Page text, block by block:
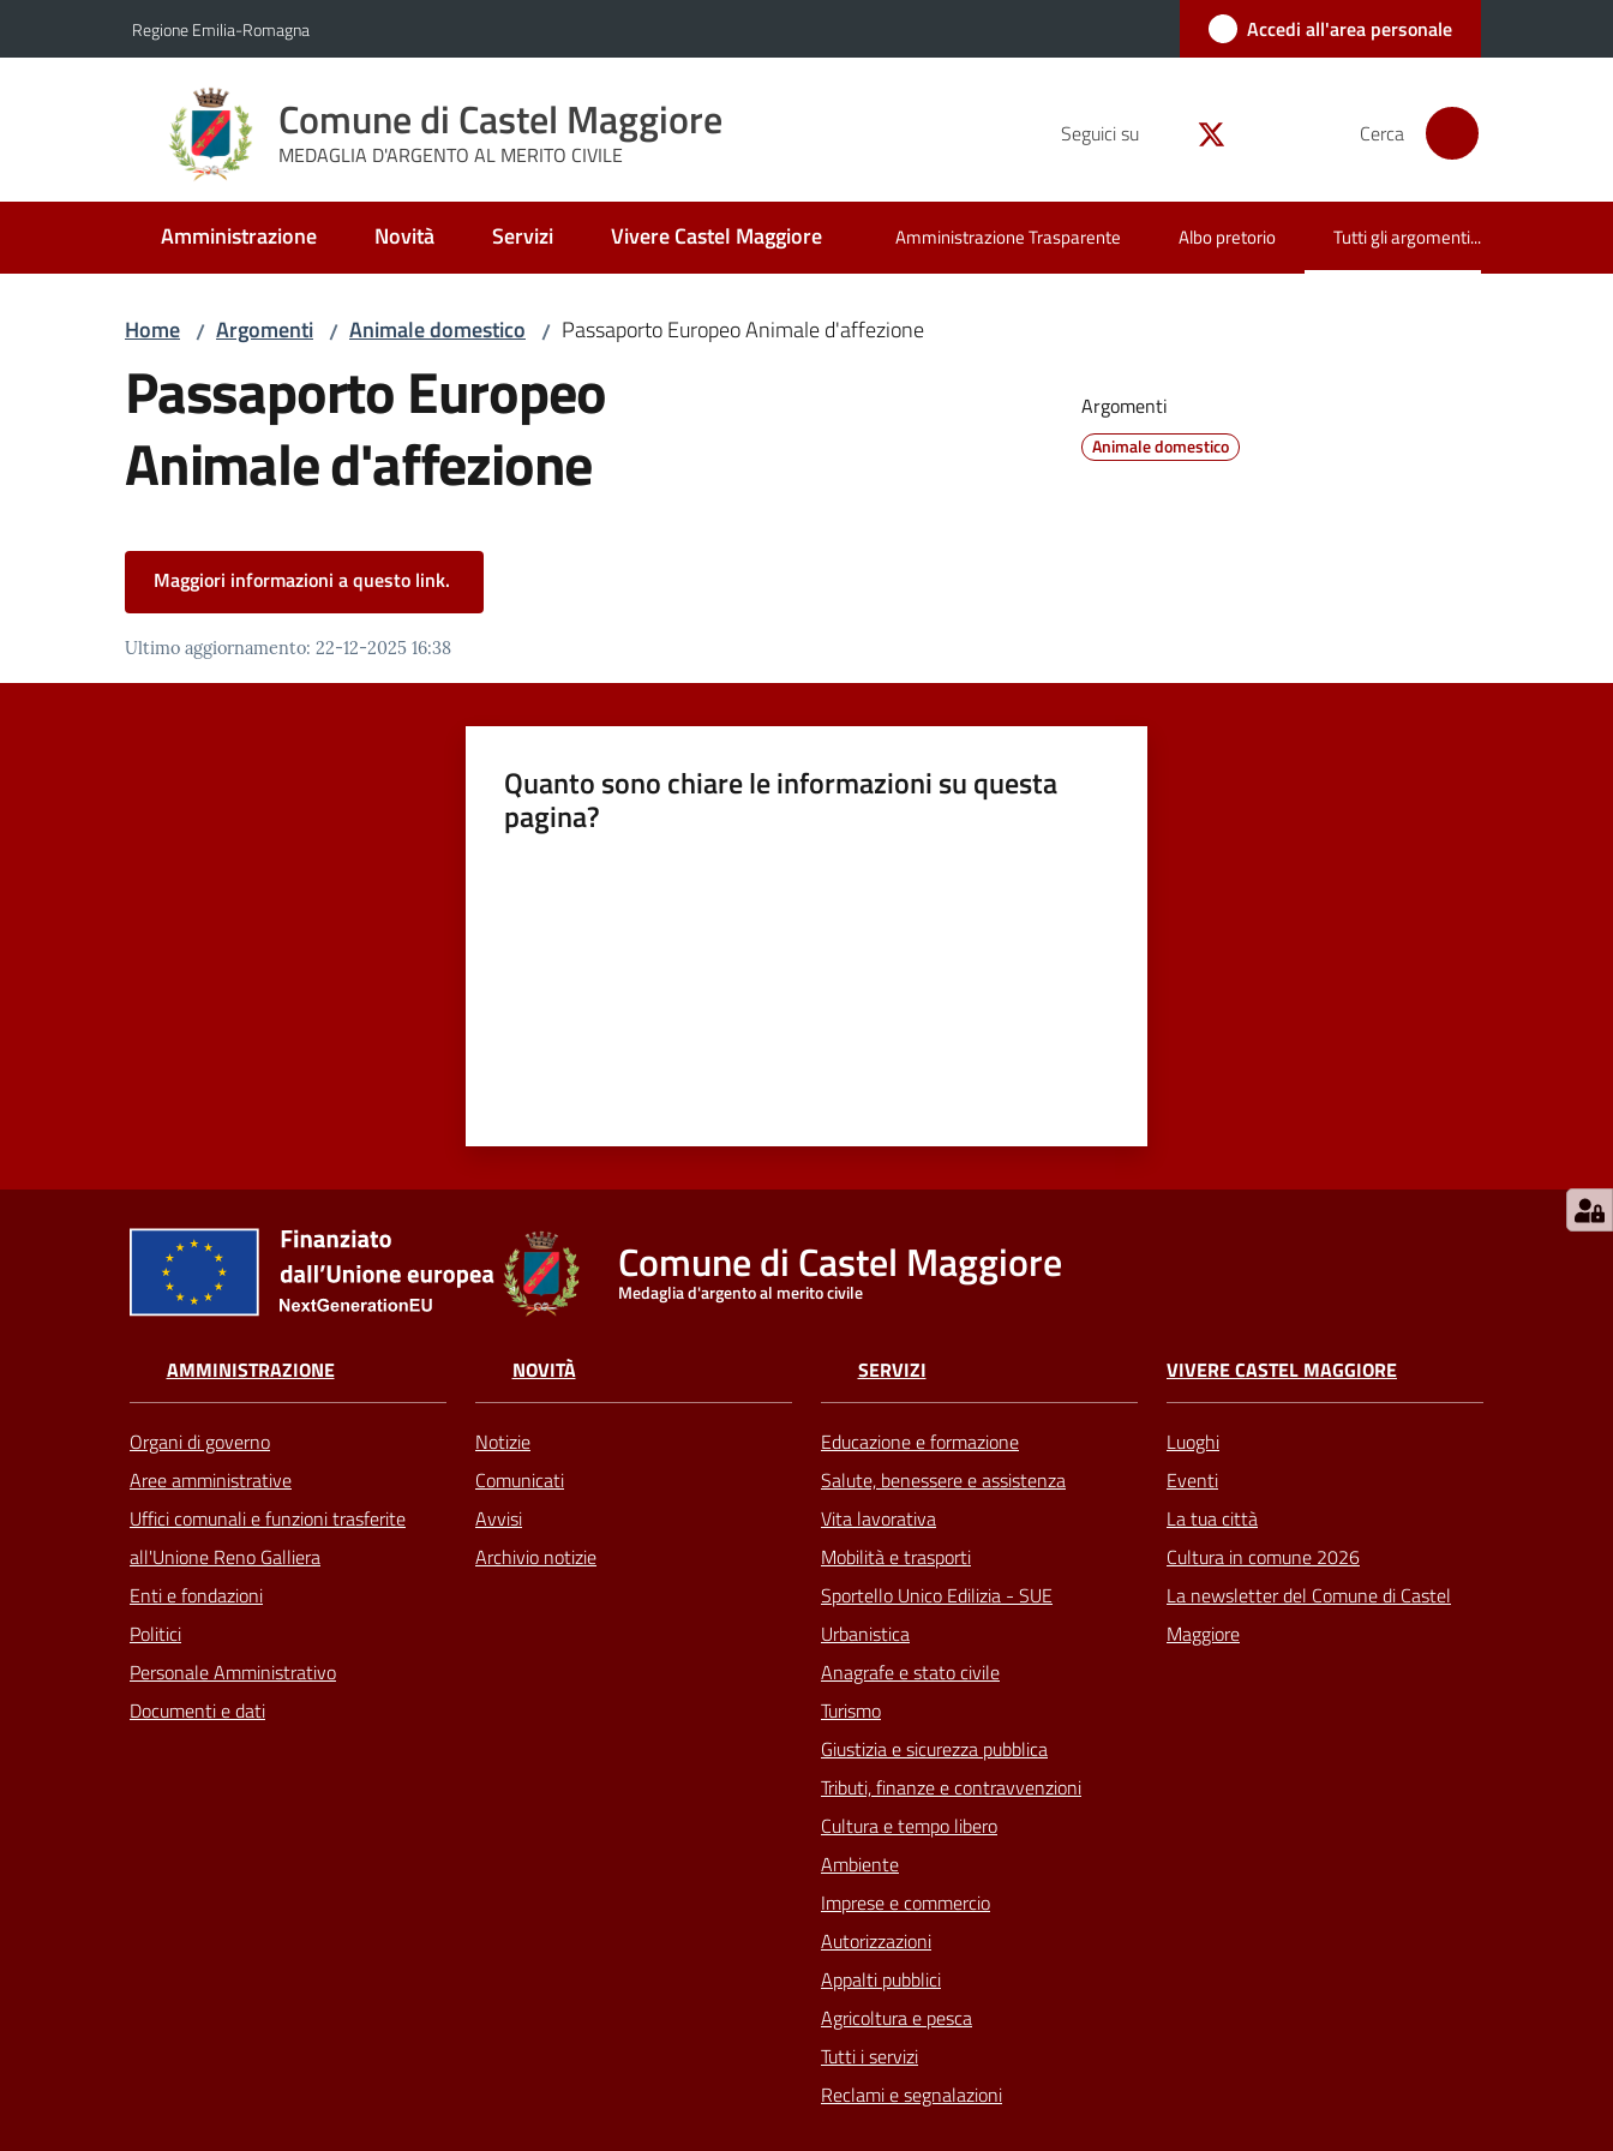
Regione Emilia-Romagna Accedi all'area personale
Comune di Castel Maggiore
MEDAGLIA D'ARGENTO AL MERITO CIVILE
Seguici su Cerca
Amministrazione Novità Servizi Vivere Castel Maggiore Amministrazione Trasparente Albo pretorio Tutti gli argomenti...
Menu selezionato
Home / Argomenti / Animale domestico / Passaporto Europeo Animale d'affezione
Passaporto Europeo
Animale d'affezione
Argomenti
Animale domestico
Maggiori informazioni a questo link.
Ultimo aggiornamento: 22-12-2025 16:38
Quanto sono chiare le informazioni su questa
pagina?
Comune di Castel Maggiore
Medaglia d'argento al merito civile
AMMINISTRAZIONE
Organi di governo
Aree amministrative
Uffici comunali e funzioni trasferite
all'Unione Reno Galliera
Enti e fondazioni
Politici
Personale Amministrativo
Documenti e dati
NOVITÀ
Notizie
Comunicati
Avvisi
Archivio notizie
SERVIZI
Educazione e formazione
Salute, benessere e assistenza
Vita lavorativa
Mobilità e trasporti
Sportello Unico Edilizia - SUE
Urbanistica
Anagrafe e stato civile
Turismo
Giustizia e sicurezza pubblica
Tributi, finanze e contravvenzioni
Cultura e tempo libero
Ambiente
Imprese e commercio
Autorizzazioni
Appalti pubblici
Agricoltura e pesca
Tutti i servizi
Reclami e segnalazioni
VIVERE CASTEL MAGGIORE
Luoghi
Eventi
La tua città
Cultura in comune 2026
La newsletter del Comune di Castel
Maggiore